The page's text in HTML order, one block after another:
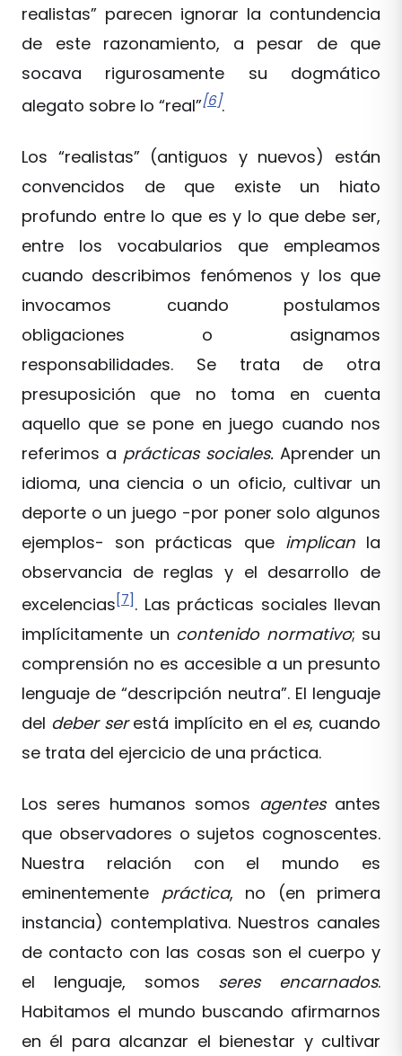
realistas” parecen ignorar la contundencia
de este razonamiento, a pesar de que
socava rigurosamente su dogmático
alegato sobre lo “real”[6].
Los “realistas” (antiguos y nuevos) están
convencidos de que existe un hiato
profundo entre lo que es y lo que debe ser,
entre los vocabularios que empleamos
cuando describimos fenómenos y los que
invocamos cuando postulamos
obligaciones o asignamos
responsabilidades. Se trata de otra
presuposición que no toma en cuenta
aquello que se pone en juego cuando nos
referimos a prácticas sociales. Aprender un
idioma, una ciencia o un oficio, cultivar un
deporte o un juego -por poner solo algunos
ejemplos- son prácticas que implicanla
observancia de reglas y el desarrollo de
excelencias[7]. Las prácticas sociales llevan
implícitamente un contenido normativo; su
comprensión no es accesible a un presunto
lenguaje de “descripción neutra”. El lenguaje
del deber serestá implícito en el es, cuando
se trata del ejercicio de una práctica.
Los seres humanos somos agentesantes
que observadores o sujetos cognoscentes.
Nuestra relación con el mundo es
eminentemente práctica, no (en primera
instancia) contemplativa. Nuestros canales
de contacto con las cosas son el cuerpo y
el lenguaje, somos seres encarnados.
Habitamos el mundo buscando afirmarnos
en él para alcanzar el bienestar y cultivar